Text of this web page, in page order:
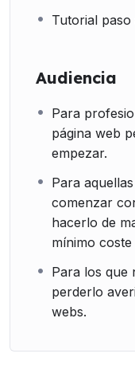
Tutorial paso
Audiencia
Para
página web
empezar.
Para
comenzar
hacerlo de
mínimo coste
Para los que
perderlo
webs.